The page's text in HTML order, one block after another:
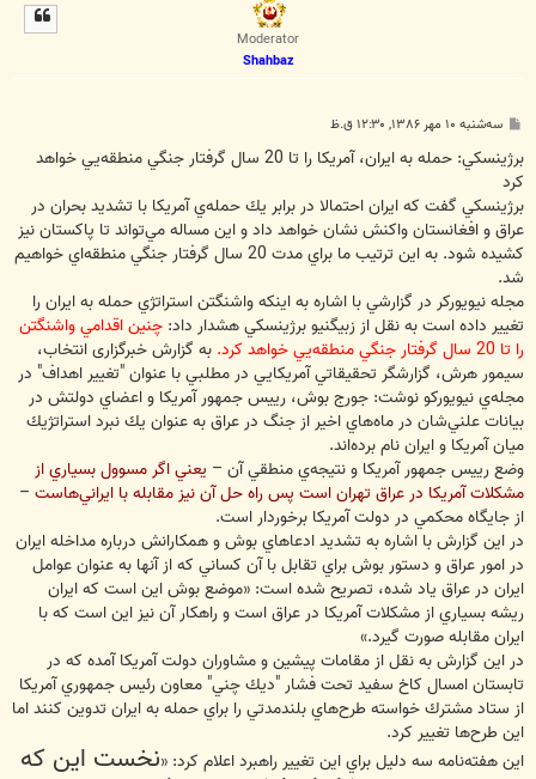
Moderator
Shahbaz
پ
ت
سه‌شنبه ۱۰ مهر ۱۳۸۶, ۱۲:۳۰ ق.ظ
برژينسكي: حمله به ايران، آمریکا را تا 20 سال گرفتار جنگي منطقه‌يي خواهد
كرد
برژينسكي گفت كه ايران احتمالا در برابر يك حمله‌ي آمريكا با تشديد بحران در
عراق و افغانستان واكنش نشان خواهد داد و اين مساله مي‌تواند تا پاكستان نيز
كشيده شود. به اين ترتيب ما براي مدت 20 سال گرفتار جنگي منطقه‌اي خواهيم
شد.
مجله نيويوركر در گزارشي با اشاره به اينكه واشنگتن استراتژي حمله به ايران را
تغيير داده است به نقل از زبيگنيو برژينسكي هشدار داد: چنين اقدامي واشنگتن
را تا 20 سال گرفتار جنگي منطقه‌يي خواهد كرد.
به گزارش خبرگزاری انتخاب،
سيمور هرش، گزارشگر تحقيقاتي آمريكايي در مطلبي با عنوان "تغيير اهداف" در
مجله‌ي نيويوركو نوشت: جورج بوش، رييس جمهور آمريكا و اعضاي دولتش در
بيانات علني‌شان در ماه‌هاي اخير از جنگ در عراق به عنوان يك نبرد استراتژيك
ميان آمريكا و ايران نام برده‌اند.
وضع رييس جمهور آمريكا و نتيجه‌ي منطقي آن – يعني اگر مسوول بسياري از
مشكلات آمريكا در عراق تهران است پس راه حل آن نيز مقابله با ايراني‌هاست –
از جايگاه محكمي در دولت آمريكا برخوردار است.
در اين گزارش با اشاره به تشديد ادعاهاي بوش و همكارانش درباره مداخله ايران
در امور عراق و دستور بوش براي تقابل با آن كساني كه از آنها به عنوان عوامل
ايران در عراق ياد شده، تصريح شده است: «موضع بوش اين است كه ايران
ريشه بسياري از مشكلات آمريكا در عراق است و راهكار آن نيز اين است كه با
ايران مقابله صورت گيرد.»
در اين گزارش به نقل از مقامات پيشين و مشاوران دولت آمريكا آمده كه در
تابستان امسال كاخ سفيد تحت فشار "ديك چني" معاون رئيس جمهوري آمريكا
از ستاد مشترك خواسته طرح‌هاي بلندمدتي را براي حمله به ايران تدوين كنند اما
اين طرح‌ها تغيير كرد.
اين هفته‌نامه سه دليل براي اين تغيير راهبرد اعلام كرد: «نخست اين كه